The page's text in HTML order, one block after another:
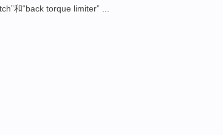
和“back torque limiter” ...